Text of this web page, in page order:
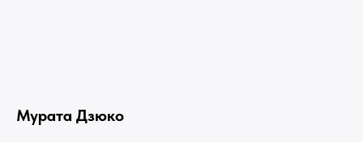
Мурата Дзюко